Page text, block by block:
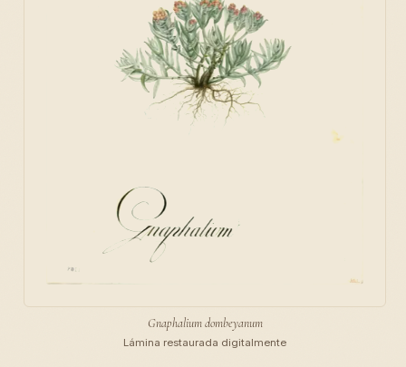
Gnaphalium dombeyanum
Lámina restaurada digitalmente